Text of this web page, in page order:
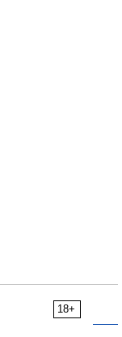
18+